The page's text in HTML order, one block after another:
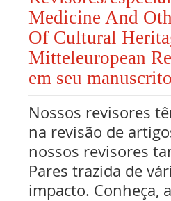
Medicine And
Of Cultural
Mitteleuropean
em seu manuscrito
Nossos revisores
na revisão de
nossos revisores
Pares trazida de
impacto. Conheça,